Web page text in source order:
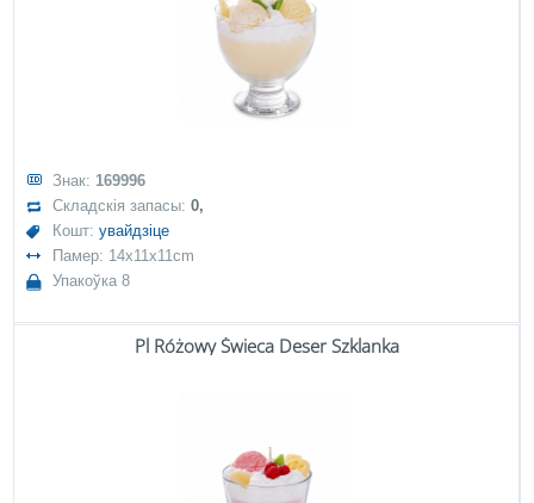
Знак: 169996
Складскія запасы:0,
Кошт:увайдзіце
Памер: 14x11x11cm
Упакоўка 8
Pl Różowy Świeca Deser Szklanka